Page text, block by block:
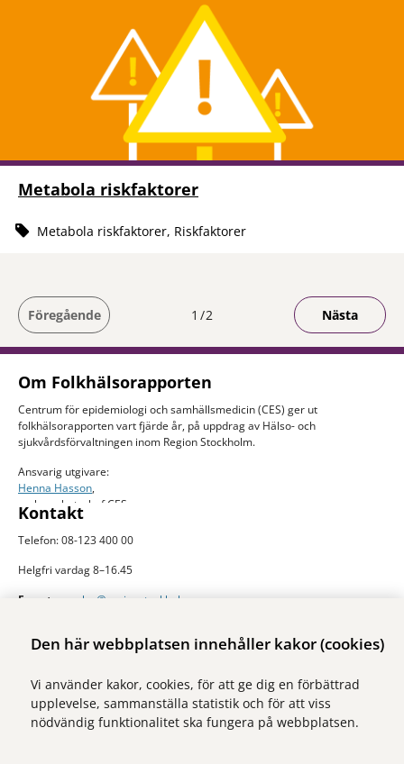
Den här webbplatsen innehåller kakor (cookies)
Vi använder kakor, cookies, för att ge dig en förbättrad
upplevelse, sammanställa statistik och för att viss
nödvändig funktionalitet ska fungera på webbplatsen.
Metabola riskfaktorer
Metabola riskfaktorer, Riskfaktorer
Föregående Du är på sida
1 2 Nästa
Om Folkhälsorapporten
Centrum för epidemiologi och samhällsmedicin (CES) ger ut
folkhälsorapporten vart fjärde år, på uppdrag av Hälso- och
sjukvårdsförvaltningen inom Region Stockholm.
Ansvarig utgivare:
Henna Hasson,
verksamhetschef CES
Kontakt
Telefon: 08-123 400 00
Helgfri vardag 8–16.45
E-post:
ces.slso@regionstockholm.se
Mer folkhälsodata
Stockholms län. Sidan drivs av Centrum för epidemiologi och
samhällsmedicin inom Region Stockholm.
Besök webbplatsen